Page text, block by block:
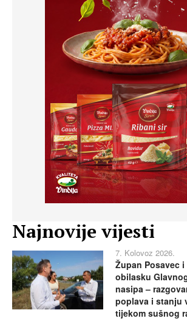
Najnovije vijesti
7. Kolovoz 2026.
Župan Posavec i
obilasku
nasipa –
poplava i stanju
tijekom sušnog